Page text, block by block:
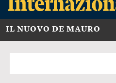
IL NUOVO DE MAURO